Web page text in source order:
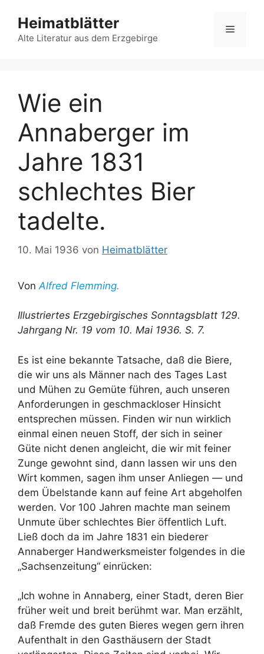
Inhalt
springen
Heimatblätter
Alte Literatur aus dem Erzgebirge
Menü
Wie ein
Annaberger im
Jahre 1831
schlechtes Bier
tadelte.
10. Mai 1936 von Heimatblätter
Von Alfred Flemming.
Illustriertes Erzgebirgisches Sonntagsblatt 129.
Jahrgang Nr. 19 vom 10. Mai 1936. S. 7.
Es ist eine bekannte Tatsache, daß die Biere,
die wir uns als Männer nach des Tages Last
und Mühen zu Gemüte führen, auch unseren
Anforderungen in geschmackloser Hinsicht
entsprechen müssen. Finden wir nun wirklich
einmal einen neuen Stoff, der sich in seiner
Güte nicht denen angleicht, die wir mit feiner
Zunge gewohnt sind, dann lassen wir uns den
Wirt kommen, sagen ihm unser Anliegen — und
dem Übelstande kann auf feine Art abgeholfen
werden. Vor 100 Jahren machte man seinem
Unmute über schlechtes Bier öffentlich Luft.
Ließ doch da im Jahre 1831 ein biederer
Annaberger Handwerksmeister folgendes in die
„Sachsenzeitung“ einrücken:
„Ich wohne in Annaberg, einer Stadt, deren Bier
früher weit und breit berühmt war. Man erzählt,
daß Fremde des guten Bieres wegen gern ihren
Aufenthalt in den Gasthäusern der Stadt